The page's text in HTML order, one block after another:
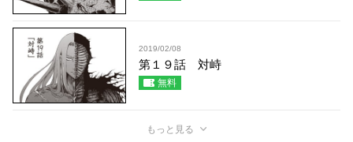
2019/02/08
第１９話 対峙
無料
もっと見る